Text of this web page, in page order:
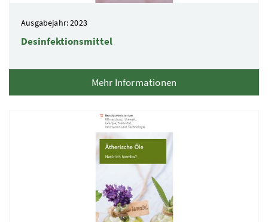
Ausgabejahr: 2023
Desinfektionsmittel
Mehr Informationen